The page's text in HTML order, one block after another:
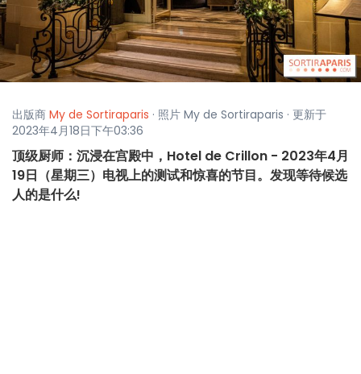
出版商 My de Sortiraparis · 照片 My de Sortiraparis · 更新于
2023年4月18日下午03:36
顶级厨师：沉浸在宫殿中，Hotel de Crillon - 2023年4月
19日（星期三）电视上的测试和惊喜的节目。发现等待候选
人的是什么!